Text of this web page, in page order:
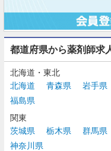
都道府県から薬剤師求
北海道・東北
北海道
青森県 岩手県
福島県
関東
茨城県
栃木県 群馬県
神奈川県